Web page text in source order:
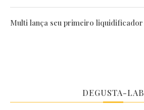
Multi lança seu primeiro liquidificador
DEGUSTA-LAB